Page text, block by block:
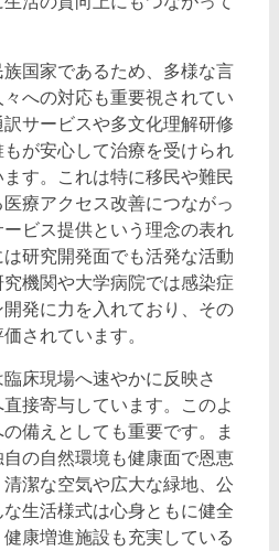
国家であるため、多様な言
への対応も重要視されてい
サービスや多文化理解研修
が安心して治療を受けられ
す。これは特に移民や難民
療アクセス改善につながっ
ビス提供という理念の表れ
研究開発面でも活発な活動
機関や大学病院では感染症
発に力を入れており、その
されています。
床現場へ速やかに反映さ
接寄与しています。このよ
備えとしても重要です。ま
の自然環境も健康面で恩恵
潔な空気や広大な緑地、公
生活様式は心身ともに健全
康増進施設も充実している